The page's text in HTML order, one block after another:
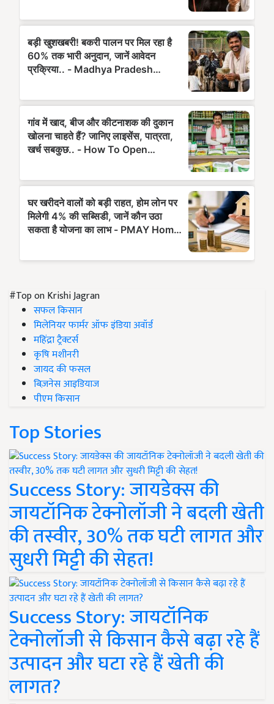
#Top on Krishi Jagran
सफल किसान
मिलेनियर फार्मर ऑफ इंडिया अवॉर्ड
महिंद्रा ट्रैक्टर्स
कृषि मशीनरी
जायद की फसल
बिज़नेस आइडियाज
पीएम किसान
Top Stories
Success Story: जायडेक्स की
जायटॉनिक टेक्नोलॉजी ने बदली खेती
की तस्वीर, 30% तक घटी लागत और
सुधरी मिट्टी की सेहत!
Success Story: जायटॉनिक
टेक्नोलॉजी से किसान कैसे बढ़ा रहे हैं
उत्पादन और घटा रहे हैं खेती की
लागत?